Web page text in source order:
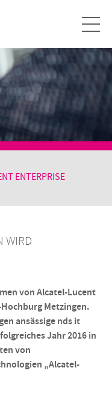
ENTERPRISE
WIRD
von Alcatel-Lucent
Metzingen.
ansässige nds it
Jahr 2016 in
von
„Alcatel-